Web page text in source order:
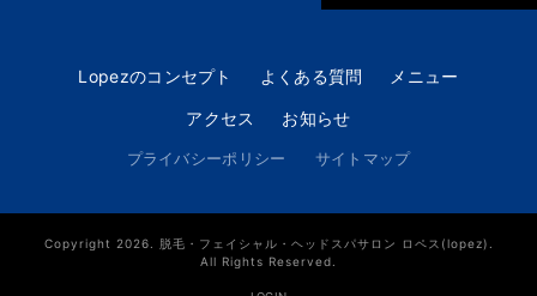
Lopezのコンセプト よくある質問 メニュー
アクセス お知らせ
プライバシーポリシー サイトマップ
Copyright 2026. 脱毛・フェイシャル・ヘッドスパサロン ロペス(lopez).
All Rights Reserved.